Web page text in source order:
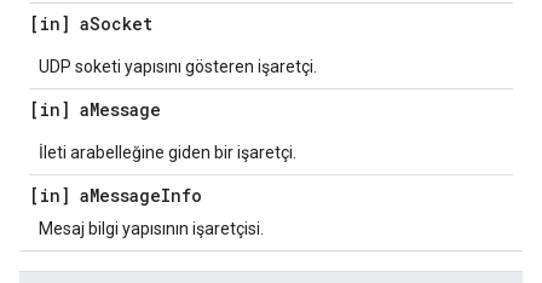
[in] aSocket
UDP soketi yapısını gösteren işaretçi.
[in] aMessage
İleti arabelleğine giden bir işaretçi.
[in] aMessageInfo
Mesaj bilgi yapısının işaretçisi.